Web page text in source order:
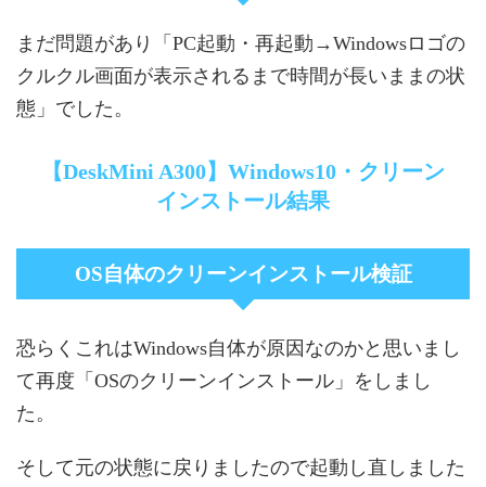
まだ問題があり「PC起動・再起動→Windowsロゴの
クルクル画面が表示されるまで時間が長いままの状
態」でした。
【DeskMini A300】Windows10・クリーン
インストール結果
OS自体のクリーンインストール検証
恐らくこれはWindows自体が原因なのかと思いまし
て再度「OSのクリーンインストール」をしまし
た。
そして元の状態に戻りましたので起動し直しました